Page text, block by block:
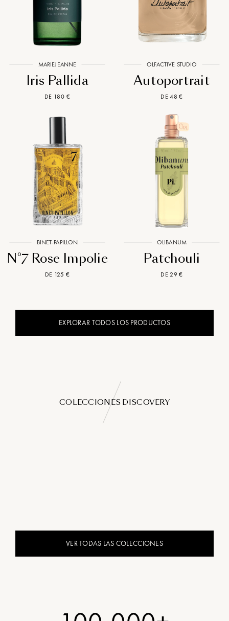
MARIEJEANNE
Iris Pallida
DE 180 €
OLFACTIVE STUDIO
Autoportrait
DE 48 €
BINET-PAPILLON
N°7 Rose Impolie
DE 125 €
OLIBANUM
Patchouli
DE 29 €
EXPLORAR TODOS LOS PRODUCTOS
COLECCIONES DISCOVERY
VER TODAS LAS COLECCIONES